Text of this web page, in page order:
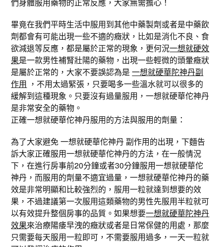
畢竟在我們平時生活中服用到其他中藥製劑或者是中藥飲
劑都會有可能出現一些不適的癥狀，比如是消化不良、食
欲減退等反應，都是屬於正常的現象，更何況一想就硬效
果是一款男性補腎壯陽的藥物，出現一些輕微的頭暈癥狀
是屬於正常的，大家不要誤認為是一想就硬華陀神丹副
作用 ，不用太過緊張，只要喝多一些溫水就可以很多的
緩解到這種現象。只要沒有過量服用，一想就硬華佗神丹
是非常安全的藥物。
正確一想就硬華佗神丹服用的方法與服用的劑量：
為了大家避免 一想就硬華佗神丹 副作用的出現，下麵告
訴大家正確服用一想就硬華佗神丹的方法，在一般情況
下，在進行房事前20分鐘或者30分鐘服用一想就硬華佗
神丹，而服用的劑量不適宜過量，一想就硬華佗神丹的藥
效是非常明顯和比較強烈的，服用一粒就達到想要的效
果，不過建議第一次服用這類藥物的男性先服用半粒就可
以有效提升整個房事的品質。如果想要一想就硬華陀神丹
效果來治療陽痿早洩的癥狀或者是日常保健的用處，那麼
只需要每天服用一粒即可，不需要服用過多，一天一粒就